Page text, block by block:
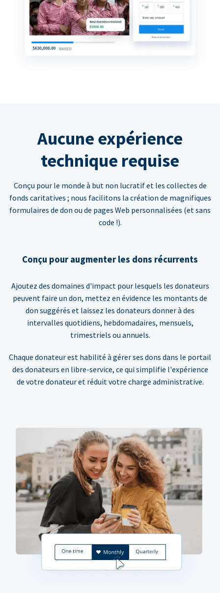
Aucune expérience
technique requise
Conçu pour le monde à but non lucratif et les collectes de
fonds caritatives ; nous facilitons la création de magnifiques
formulaires de don ou de pages Web personnalisées (et sans
code !).
Conçu pour augmenter les dons récurrents
Ajoutez des domaines d'impact pour lesquels les donateurs
peuvent faire un don, mettez en évidence les montants de
don suggérés et laissez les donateurs donner à des
intervalles quotidiens, hebdomadaires, mensuels,
trimestriels ou annuels.
Chaque donateur est habilité à gérer ses dons dans le portail
des donateurs en libre-service, ce qui simplifie l'expérience
de votre donateur et réduit votre charge administrative.